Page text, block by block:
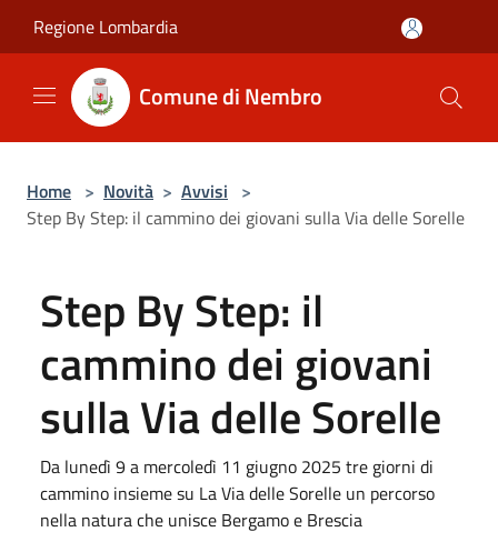
Regione Lombardia
Comune di Nembro
Home > Novità > Avvisi >
Step By Step: il cammino dei giovani sulla Via delle Sorelle
Step By Step: il
cammino dei giovani
sulla Via delle Sorelle
Da lunedì 9 a mercoledì 11 giugno 2025 tre giorni di
cammino insieme su La Via delle Sorelle un percorso
nella natura che unisce Bergamo e Brescia